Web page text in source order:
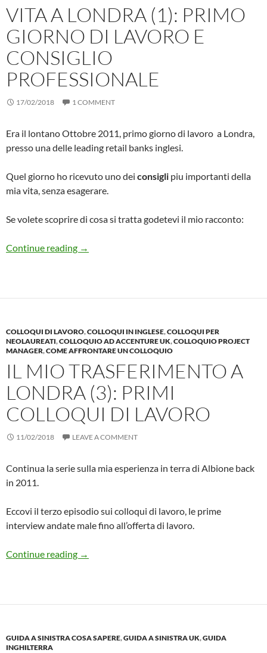
VITA A LONDRA (1): PRIMO
GIORNO DI LAVORO E
CONSIGLIO
PROFESSIONALE
17/02/2018 1 COMMENT
Era il lontano Ottobre 2011, primo giorno di lavoro a Londra,
presso una delle leading retail banks inglesi.
Quel giorno ho ricevuto uno dei consigli piu importanti della
mia vita, senza esagerare.
Se volete scoprire di cosa si tratta godetevi il mio racconto:
Continue reading Vita a Londra (1): PRIMO giorno di lavoro e
→
COLLOQUI DI LAVORO,COLLOQUI IN INGLESE,COLLOQUI PER
NEOLAUREATI,COLLOQUIO AD ACCENTURE UK,COLLOQUIO PROJECT
MANAGER,COME AFFRONTARE UN COLLOQUIO
IL MIO TRASFERIMENTO A
LONDRA (3): PRIMI
COLLOQUI DI LAVORO
11/02/2018 LEAVE A COMMENT
Continua la serie sulla mia esperienza in terra di Albione back
in 2011.
Eccovi il terzo episodio sui colloqui di lavoro, le prime
interview andate male fino all’offerta di lavoro.
Continue reading Il mio trasferimento a LONDRA (3): Primi
→
GUIDA A SINISTRA COSA SAPERE,GUIDA A SINISTRA UK,GUIDA
INGHILTERRA